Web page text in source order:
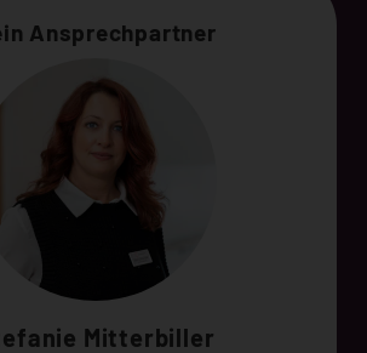
Ansprechpartner
Mitterbiller